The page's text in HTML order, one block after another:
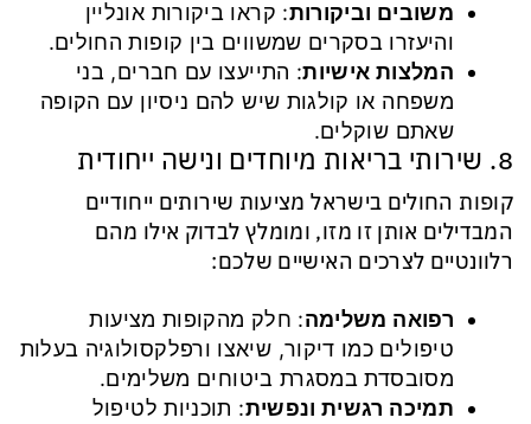
משובים וביקורות: קראו ביקורות אונליין
והיעזרו בסקרים שמשווים בין קופות החולים.
המלצות אישיות: התייעצו עם חברים, בני
משפחה או קולגות שיש להם ניסיון עם הקופה
שאתם שוקלים.
8. שירותי בריאות מיוחדים ונישה ייחודית
קופות החולים בישראל מציעות שירותים ייחודיים
המבדילים אותן זו מזו, ומומלץ לבדוק אילו מהם
רלוונטיים לצרכים האישיים שלכם:
רפואה משלימה: חלק מהקופות מציעות
טיפולים כמו דיקור, שיאצו ורפלקסולוגיה בעלות
מסובסדת במסגרת ביטוחים משלימים.
תמיכה רגשית ונפשית: תוכניות לטיפול